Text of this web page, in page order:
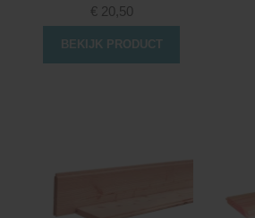
€ 20,50
BEKIJK PRODUCT